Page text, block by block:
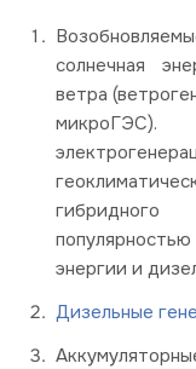
солнечная
ветра
энергии и
Дизельные